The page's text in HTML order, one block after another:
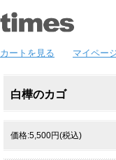
カートを見る マイペー
白樺のカ
価格:5,500円(税込)